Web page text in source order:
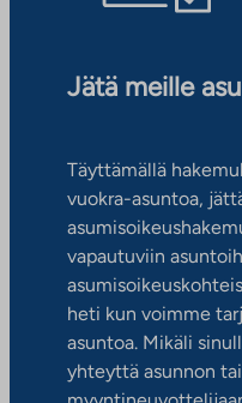
Jätä meille
Täyttämällä
vuokra-asuntoa,
vapautuviin
heti kun voimme
asuntoa. Mikäli
yhteyttä asunnon